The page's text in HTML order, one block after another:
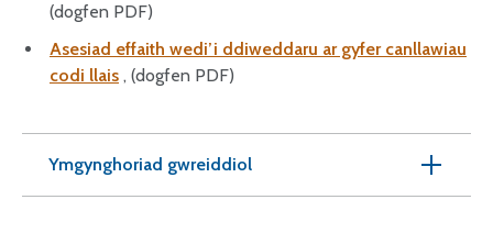
(dogfen PDF)
Asesiad effaith wedi’i ddiweddaru ar gyfer canllawiau
codi llais , (dogfen PDF)
Ymgynghoriad gwreiddiol